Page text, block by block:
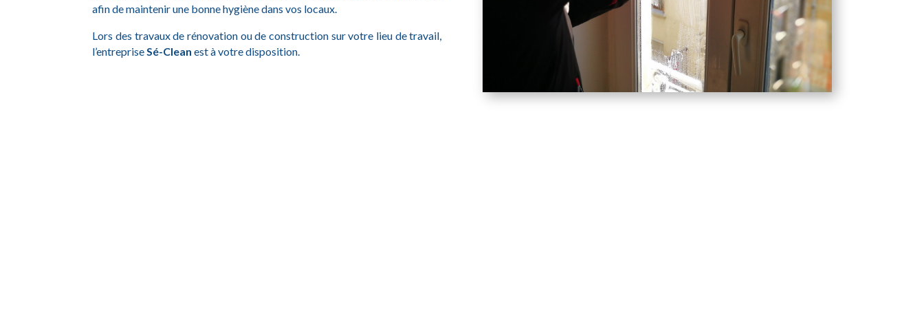
afin de maintenir une bonne hygiène dans vos locaux.
Lors des travaux de rénovation ou de construction sur votre lieu de travail,
l’entrepriseSé-Clean est à votre disposition.